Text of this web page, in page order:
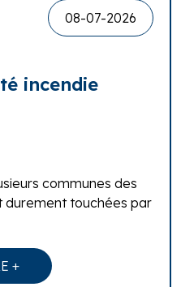
08-07-2026
incendie
communes des
durement touchées par
+